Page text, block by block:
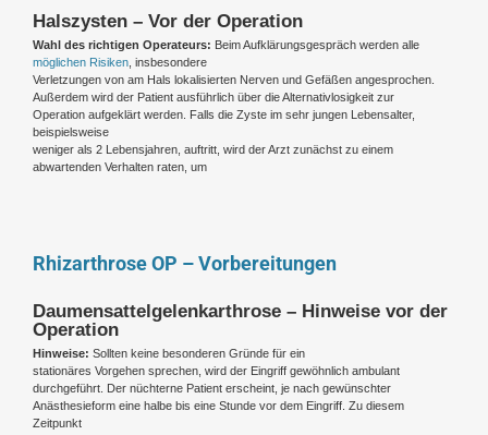
Halszysten – Vor der Operation
Wahl des richtigen Operateurs: Beim Aufklärungsgespräch werden alle
möglichen Risiken , insbesondere
Verletzungen von am Hals lokalisierten Nerven und Gefäßen angesprochen.
Außerdem wird der Patient ausführlich über die Alternativlosigkeit zur
Operation aufgeklärt werden. Falls die Zyste im sehr jungen Lebensalter,
beispielsweise
weniger als 2 Lebensjahren, auftritt, wird der Arzt zunächst zu einem
abwartenden Verhalten raten, um
Rhizarthrose OP – Vorbereitungen
Daumensattelgelenkarthrose – Hinweise vor der
Operation
Hinweise: Sollten keine besonderen Gründe für ein
stationäres Vorgehen sprechen, wird der Eingriff gewöhnlich ambulant
durchgeführt. Der nüchterne Patient erscheint, je nach gewünschter
Anästhesieform eine halbe bis eine Stunde vor dem Eingriff. Zu diesem
Zeitpunkt